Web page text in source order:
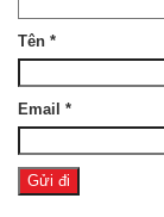
Tên *
Email *